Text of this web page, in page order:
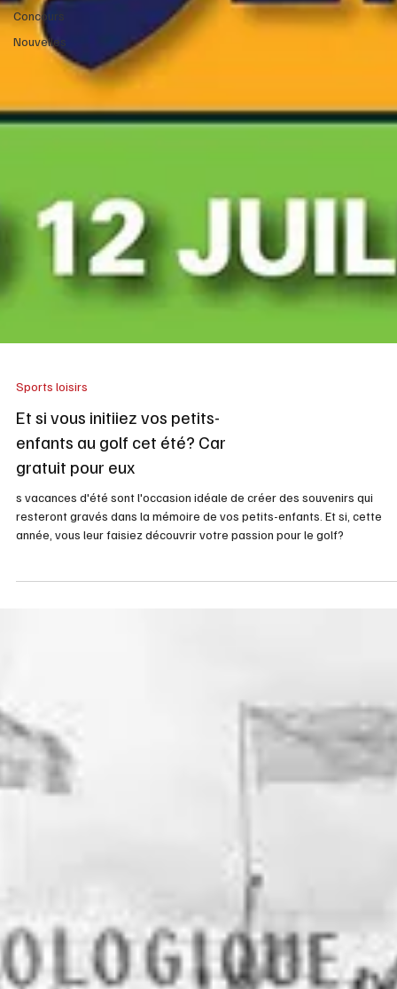
Concours
Nouvelles
Sports loisirs
Et si vous initiiez vos petits-